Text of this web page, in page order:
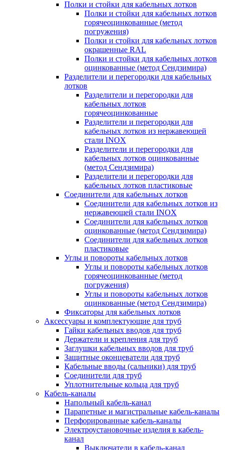
Полки и стойки для кабельных лотков
Полки и стойки для кабельных лотков
горячеоцинкованные (метод
погружения)
Полки и стойки для кабельных лотков
окрашенные RAL
Полки и стойки для кабельных лотков
оцинкованные (метод Сендзимира)
Разделители и перегородки для кабельных
лотков
Разделители и перегородки для
кабельных лотков
горячеоцинкованные
Разделители и перегородки для
кабельных лотков из нержавеющей
стали INOX
Разделители и перегородки для
кабельных лотков оцинкованные
(метод Сендзимира)
Разделители и перегородки для
кабельных лотков пластиковые
Соединители для кабельных лотков
Соединители для кабельных лотков из
нержавеющей стали INOX
Соединители для кабельных лотков
оцинкованные (метод Сендзимира)
Соединители для кабельных лотков
пластиковые
Углы и повороты кабельных лотков
Углы и повороты кабельных лотков
горячеоцинкованные (метод
погружения)
Углы и повороты кабельных лотков
оцинкованные (метод Сендзимира)
Фиксаторы для кабельных лотков
Аксессуары и комплектующие для труб
Гайки кабельных вводов для труб
Держатели и крепления для труб
Заглушки кабельных вводов для труб
Защитные оконцеватели для труб
Кабельные вводы (сальники) для труб
Соединители для труб
Уплотнительные кольца для труб
Кабель-каналы
Напольный кабель-канал
Парапетные и магистральные кабель-каналы
Перфорированные кабель-каналы
Электроустановочные изделия в кабель-
канал
Выключатели в кабель-канал